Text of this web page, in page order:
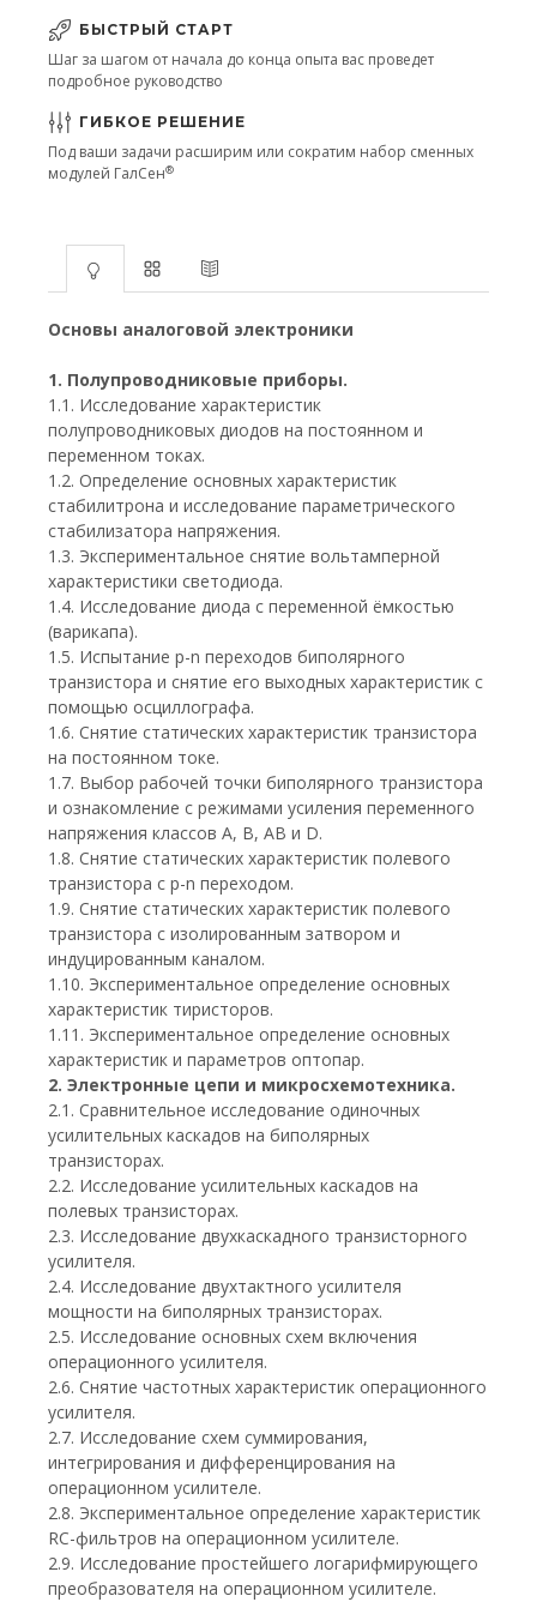
БЫСТРЫЙ СТАРТ
Шаг за шагом от начала до конца опыта вас проведет
подробное руководство
ГИБКОЕ РЕШЕНИЕ
Под ваши задачи расширим или сократим набор сменных
модулей ГалСен®
Основы аналоговой электроники
1. Полупроводниковые приборы.
1.1. Исследование характеристик
полупроводниковых диодов на постоянном и
переменном токах.
1.2. Определение основных характеристик
стабилитрона и исследование параметрического
стабилизатора напряжения.
1.3. Экспериментальное снятие вольтамперной
характеристики светодиода.
1.4. Исследование диода с переменной ёмкостью
(варикапа).
1.5. Испытание p-n переходов биполярного
транзистора и снятие его выходных характеристик с
помощью осциллографа.
1.6. Снятие статических характеристик транзистора
на постоянном токе.
1.7. Выбор рабочей точки биполярного транзистора
и ознакомление с режимами усиления переменного
напряжения классов A, B, AB и D.
1.8. Снятие статических характеристик полевого
транзистора с p-n переходом.
1.9. Снятие статических характеристик полевого
транзистора с изолированным затвором и
индуцированным каналом.
1.10. Экспериментальное определение основных
характеристик тиристоров.
1.11. Экспериментальное определение основных
характеристик и параметров оптопар.
2. Электронные цепи и микросхемотехника.
2.1. Сравнительное исследование одиночных
усилительных каскадов на биполярных
транзисторах.
2.2. Исследование усилительных каскадов на
полевых транзисторах.
2.3. Исследование двухкаскадного транзисторного
усилителя.
2.4. Исследование двухтактного усилителя
мощности на биполярных транзисторах.
2.5. Исследование основных схем включения
операционного усилителя.
2.6. Снятие частотных характеристик операционного
усилителя.
2.7. Исследование схем суммирования,
интегрирования и дифференцирования на
операционном усилителе.
2.8. Экспериментальное определение характеристик
RC-фильтров на операционном усилителе.
2.9. Исследование простейшего логарифмирующего
преобразователя на операционном усилителе.